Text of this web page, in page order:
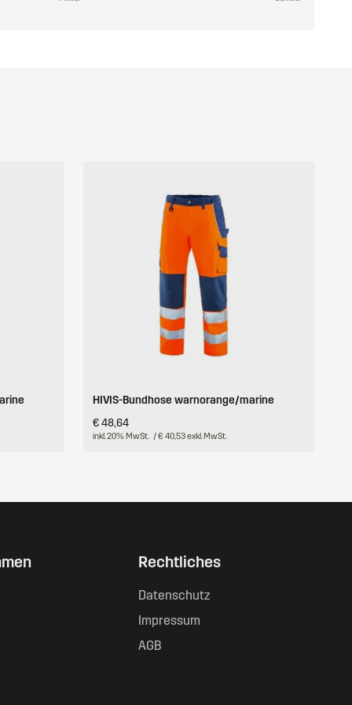
HIVIS-Bundhose warnorange/marine
€ 48,64
inkl. 20% MwSt. / € 40,53 exkl. MwSt.
Rechtliches
Datenschutz
Impressum
AGB